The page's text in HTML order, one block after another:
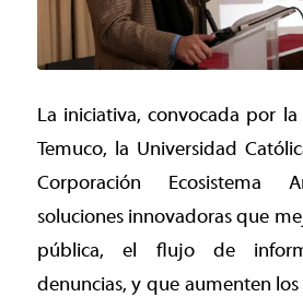
La iniciativa, convocada por
Temuco, la Universidad
Corporación Ecosistema
soluciones innovadoras que
pública, el flujo de
denuncias, y que aumenten